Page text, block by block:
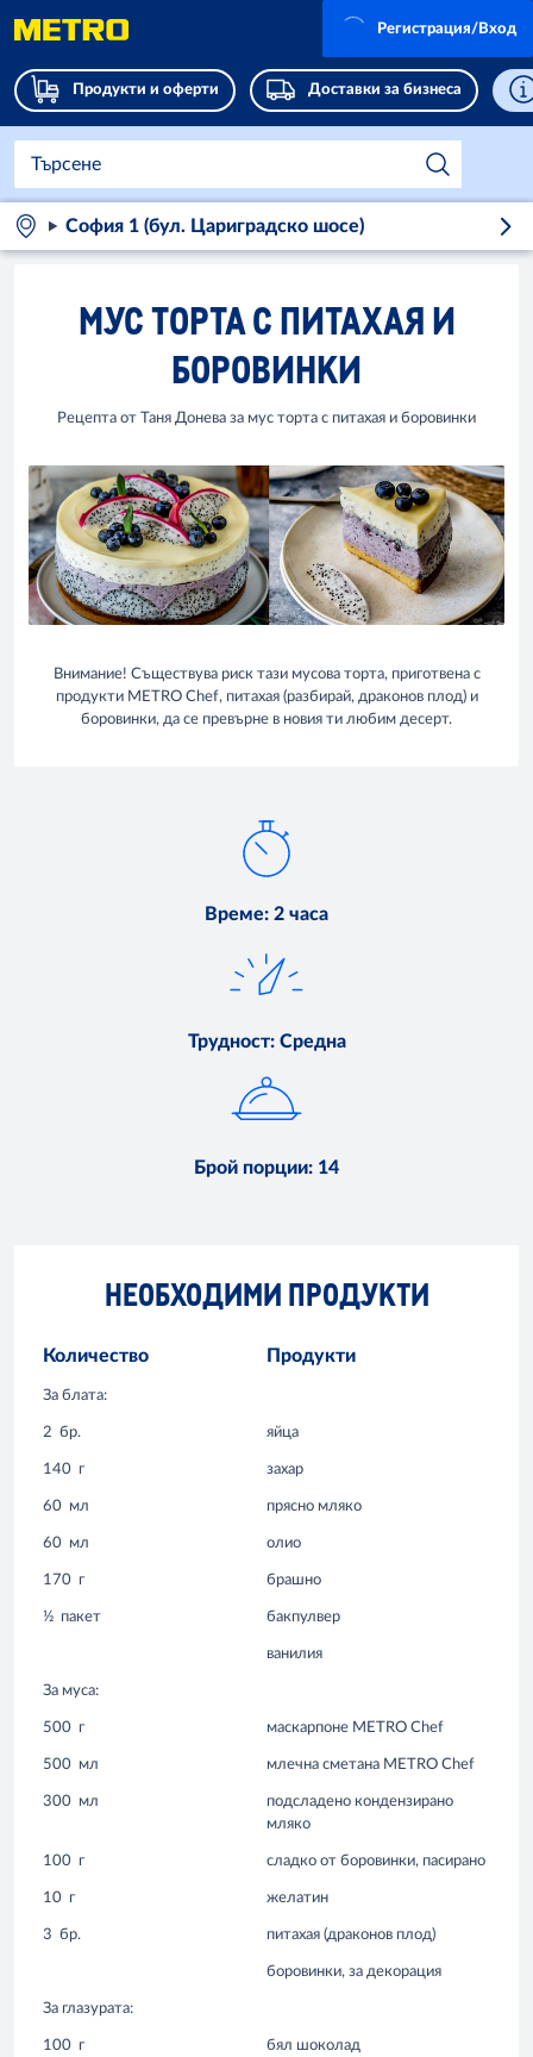
Продукти и оферти Доставки за бизнеса
Регистрация/Вход
София 1 (бул. Цариградско шосе)
МУС ТОРТА С ПИТАХАЯ И
БОРОВИНКИ
Рецепта от Таня Донева за мус торта с питахая и боровинки
Внимание! Съществува риск тази мусова торта, приготвена с
продукти METRO Chef, питахая (разбирай, драконов плод) и
боровинки, да се превърне в новия ти любим десерт.
Време: 2 часа
Трудност: Средна
Брой порции: 14
НЕОБХОДИМИ ПРОДУКТИ
Количество Продукти
За блата:
2 бр. яйца
140 г захар
60 мл прясно мляко
60 мл олио
170 г брашно
½ пакет бакпулвер
ванилия
За муса:
500 г маскарпоне METRO Chef
500 мл млечна сметана METRO Chef
300 мл
подсладено кондензирано
мляко
100 г сладко от боровинки, пасирано
10 г желатин
3 бр. питахая (драконов плод)
боровинки, за декорация
За глазурата:
100 г бял шоколад